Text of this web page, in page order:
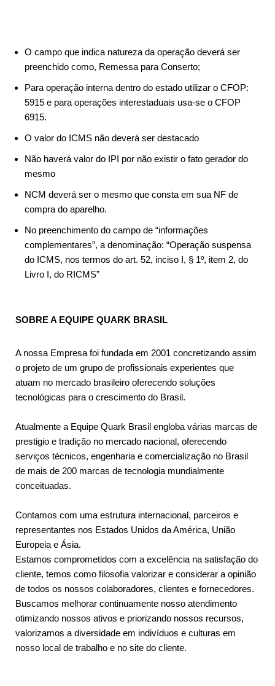
O campo que indica natureza da operação deverá ser
preenchido como, Remessa para Conserto;
Para operação interna dentro do estado utilizar o CFOP:
5915 e para operações interestaduais usa-se o CFOP
6915.
O valor do ICMS não deverá ser destacado
Não haverá valor do IPI por não existir o fato gerador do
mesmo
NCM deverá ser o mesmo que consta em sua NF de
compra do aparelho.
No preenchimento do campo de “informações
complementares”, a denominação: “Operação suspensa
do ICMS, nos termos do art. 52, inciso I, § 1º, item 2, do
Livro I, do RICMS”
SOBRE A EQUIPE QUARK BRASIL
A nossa Empresa foi fundada em 2001 concretizando assim
o projeto de um grupo de profissionais experientes que
atuam no mercado brasileiro oferecendo soluções
tecnológicas para o crescimento do Brasil.
Atualmente a Equipe Quark Brasil engloba várias marcas de
prestigio e tradição no mercado nacional, oferecendo
serviços técnicos, engenharia e comercialização no Brasil
de mais de 200 marcas de tecnologia mundialmente
conceituadas.
Contamos com uma estrutura internacional, parceiros e
representantes nos Estados Unidos da América, União
Europeia e Ásia.
Estamos comprometidos com a excelência na satisfação do
cliente, temos como filosofia valorizar e considerar a opinião
de todos os nossos colaboradores, clientes e fornecedores.
Buscamos melhorar continuamente nosso atendimento
otimizando nossos ativos e priorizando nossos recursos,
valorizamos a diversidade em indivíduos e culturas em
nosso local de trabalho e no site do cliente.